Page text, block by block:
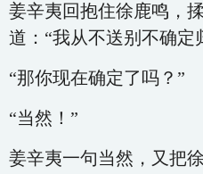
姜辛夷回抱住徐鹿鸣，
道：“我从不送别不确定
“那你现在确定了吗？”
“当然！”
姜辛夷一句当然，又把